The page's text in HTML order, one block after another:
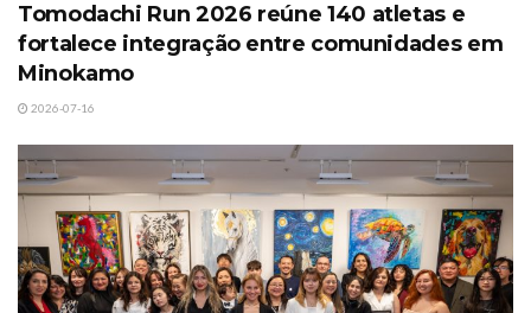
Tomodachi Run 2026 reúne 140 atletas e
fortalece integração entre comunidades em
Minokamo
2026-07-16